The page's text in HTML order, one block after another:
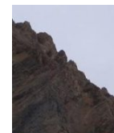
inversión
de
11.500
millones
de
pesos